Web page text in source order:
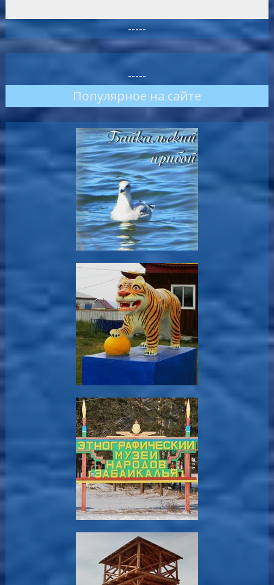
-----
-----
Популярное на сайте